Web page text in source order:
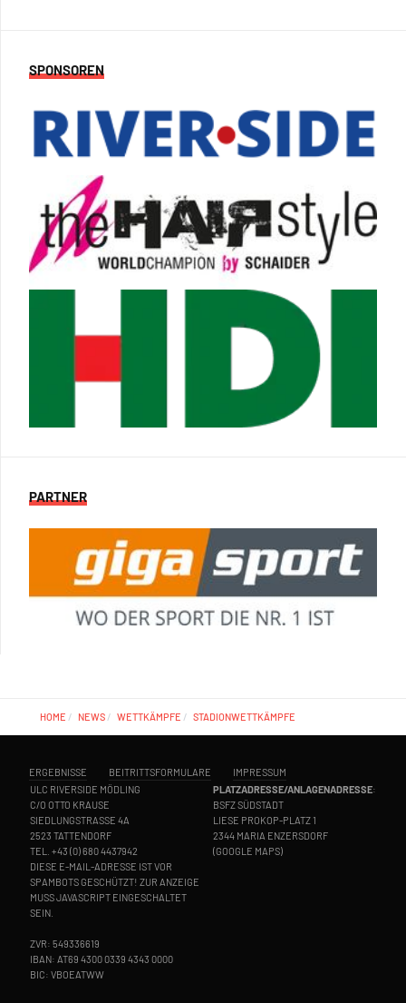
SPONSOREN
PARTNER
HOME NEWS WETTKÄMPFE STADIONWETTKÄMPFE
ERGEBNISSE BEITRITTSFORMULARE
IMPRESSUM
ULC RIVERSIDE MÖDLING
C/O OTTO KRAUSE
SIEDLUNGSTRASSE 4A
2523 TATTENDORF
TEL. +43 (0) 680 4437942
DIESE E-MAIL-ADRESSE IST VOR
SPAMBOTS GESCHÜTZT! ZUR ANZEIGE
MUSS JAVASCRIPT EINGESCHALTET
SEIN.
ZVR: 549336619
IBAN: AT69 4300 0339 4343 0000
BIC: VBOEATWW
PLATZADRESSE/ANLAGENADRESSE:
BSFZ SÜDSTADT
LIESE PROKOP-PLATZ 1
2344 MARIA ENZERSDORF
(GOOGLE MAPS)